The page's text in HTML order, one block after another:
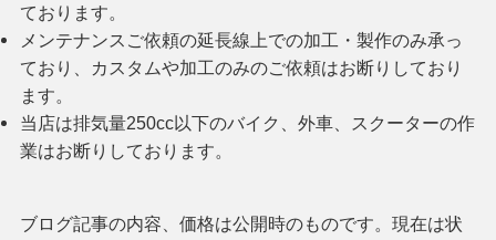
ております。
メンテナンスご依頼の延長線上での加工・製作のみ承っ
ており、カスタムや加工のみのご依頼はお断りしており
ます。
当店は排気量250cc以下のバイク、外車、スクーターの作
業はお断りしております。
ブログ記事の内容、価格は公開時のものです。現在は状